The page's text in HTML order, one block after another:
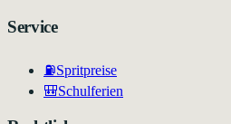
Service
⛽Spritpreise
🎒Schulferien